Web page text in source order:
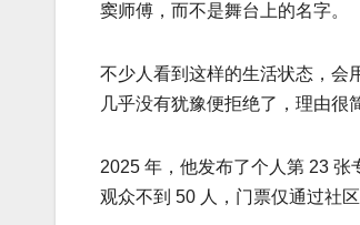
窦师傅，而不是舞台上的名字。
不少人看到这样的生活状态，会
几乎没有犹豫便拒绝了，理由很
2025 年，他发布了个人第 23
观众不到 50 人，门票仅通过社